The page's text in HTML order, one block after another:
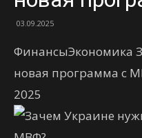
03.09.2025
ФинансыЭкономика
новая программа с
2025